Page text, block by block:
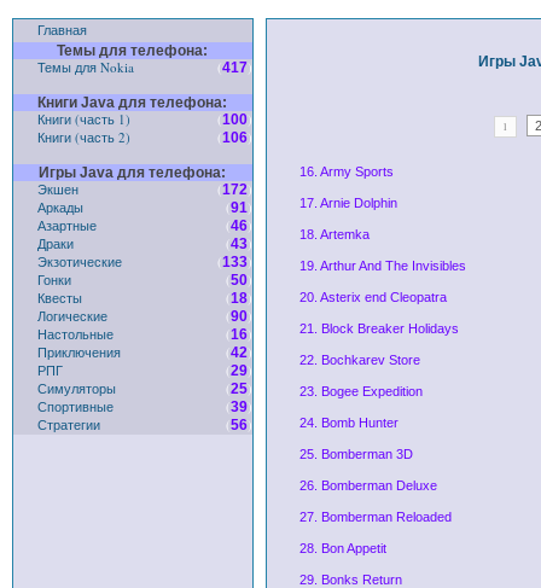
Главная
Темы для телефона:
Темы для Nokia (417)
Книги Java для телефона:
Книги (часть 1) (100)
Книги (часть 2)
(106)
Игры Java для телефона:
Экшен (172)
Аркады
(91)
Азартные
(46)
Драки
(43)
Экзотические
(133)
Гонки
(50)
Квесты
(18)
Логические
(90)
Настольные
(16)
Приключения
(42)
РПГ
(29)
Симуляторы
(25)
Спортивные
(39)
Стратегии
(56)
Игры
1 2
16. Army Sports
17. Arnie Dolphin
18. Artemka
19. Arthur And The Invisibles
20. Asterix end Cleopatra
21. Block Breaker Holidays
22. Bochkarev Store
23. Bogee Expedition
24. Bomb Hunter
25. Bomberman 3D
26. Bomberman Deluxe
27. Bomberman Reloaded
28. Bon Appetit
29. Bonks Return